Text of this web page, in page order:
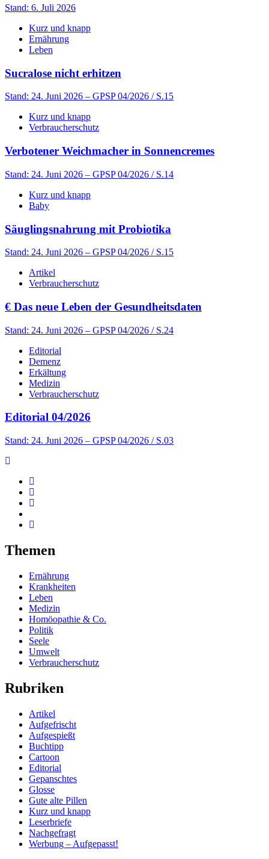
Stand: 6. Juli 2026
Kurz und knapp
Ernährung
Leben
Sucralose nicht erhitzen
Stand: 24. Juni 2026 – GPSP 04/2026 / S.15
Kurz und knapp
Verbraucherschutz
Verbotener Weichmacher in Sonnencremes
Stand: 24. Juni 2026 – GPSP 04/2026 / S.14
Kurz und knapp
Baby
Säuglingsnahrung mit Probiotika
Stand: 24. Juni 2026 – GPSP 04/2026 / S.15
Artikel
Verbraucherschutz
€ Das neue Leben der Gesundheitsdaten
Stand: 24. Juni 2026 – GPSP 04/2026 / S.24
Editorial
Demenz
Erkältung
Medizin
Verbraucherschutz
Editorial 04/2026
Stand: 24. Juni 2026 – GPSP 04/2026 / S.03
Themen
Ernährung
Krankheiten
Leben
Medizin
Homöopathie & Co.
Politik
Seele
Umwelt
Verbraucherschutz
Rubriken
Artikel
Aufgefrischt
Aufgespießt
Buchtipp
Cartoon
Editorial
Gepanschtes
Glosse
Gute alte Pillen
Kurz und knapp
Leserbriefe
Nachgefragt
Werbung – Aufgepasst!